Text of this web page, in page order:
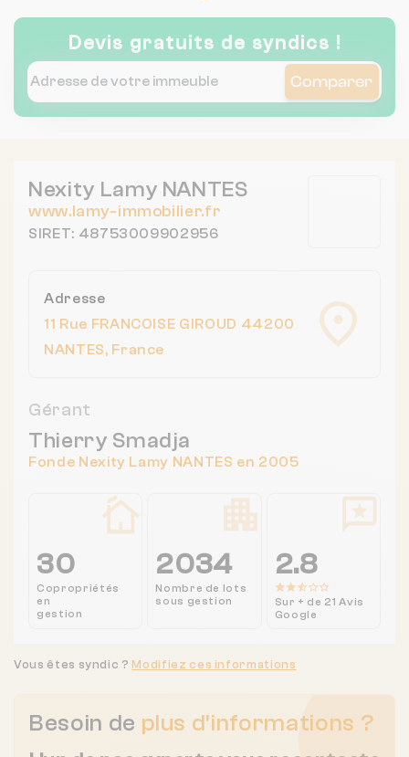
Devis gratuits de syndics !
Comparer
Nexity Lamy NANTES
www.lamy-immobilier.fr
SIRET: 48753009902956
Adresse
11 Rue FRANCOISE GIROUD 44200
NANTES, France
Gérant
Thierry Smadja
Fonde Nexity Lamy NANTES en 2005
30
Copropriétés
en
gestion
2034
Nombre de lots
sous gestion
2.8
Sur + de 21 Avis
Google
Besoin de plus d'informations ?
Vous êtes syndic ? Modifiez ces informations